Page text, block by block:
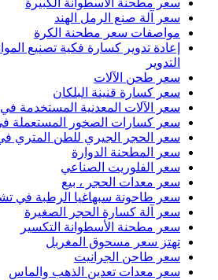
سعر مطحنة الأسطوانة الكبيرة
سعر آلة صنع الرمل الهند
مواصفات سعر مطحنة الكرة
إعادة تدوير كسارة فكية تصنيع
التدوير
سعر طحن الآلات
سعر كسارة قنينة البلكان
سعر الآلات المعدنية المستخدمة في
سعر كسارات الصخور المستعملة
سعر الحجر الجيري للطن المتري في
سعر المطحنة الدوارة
سعر الفلوريت الصناعي
سعر معدات الحجر ، بيع
سعر طاحونة سبهاغيا الرطبة في
سعر آلة كسارة الحجر الصغيرة
سعر مطحنة الأسطوانة التكسير
تهتز سعر مسحوق المغربل
سعر طاحن الجرانيت
سعر معدات تعدين الذهب والماس